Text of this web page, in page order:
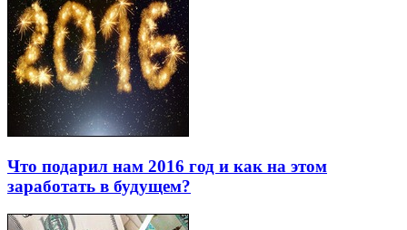
Что подарил нам 2016 год и как на этом
заработать в будущем?